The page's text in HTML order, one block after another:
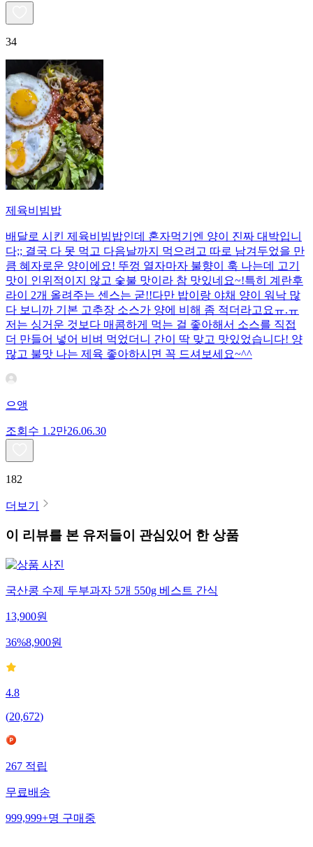
34
제육비빔밥
배달로 시킨 제육비빔밥인데 혼자먹기엔 양이 진짜 대박입니
다;; 결국 다 못 먹고 다음날까지 먹으려고 따로 남겨두었을 만
큼 혜자로운 양이에요! 뚜껑 열자마자 불향이 훅 나는데 고기
맛이 인위적이지 않고 숯불 맛이라 참 맛있네요~!특히 계란후
라이 2개 올려주는 센스는 굳!! ​다만 밥이랑 야채 양이 워낙 많
다 보니까 기본 고추장 소스가 양에 비해 좀 적더라고요ㅠ.ㅠ
저는 싱거운 것보다 매콤하게 먹는 걸 좋아해서 소스를 직접
더 만들어 넣어 비벼 먹었더니 간이 딱 맞고 맛있었습니다! 양
많고 불맛 나는 제육 좋아하시면 꼭 드셔보세요~^^
으앵
조회수 1.2만26.06.30
182
더보기
이 리뷰를 본 유저들이 관심있어 한 상품
국산콩 수제 두부과자 5개 550g 베스트 간식
13,900원
36%8,900원
4.8
(20,672)
267 적립
무료배송
999,999+명 구매중